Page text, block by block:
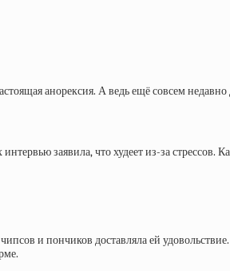
анорексия. А ведь ещё совсем
заявила, что худеет из-за стрессов.
и пончиков доставляла ей